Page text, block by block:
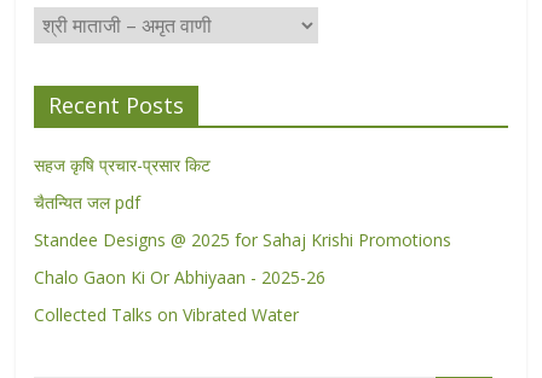
Categories
Recent Posts
सहज कृषि प्रचार-प्रसार किट
चैतन्यित जल pdf
Standee Designs @ 2025 for Sahaj Krishi Promotions
Chalo Gaon Ki Or Abhiyaan - 2025-26
Collected Talks on Vibrated Water